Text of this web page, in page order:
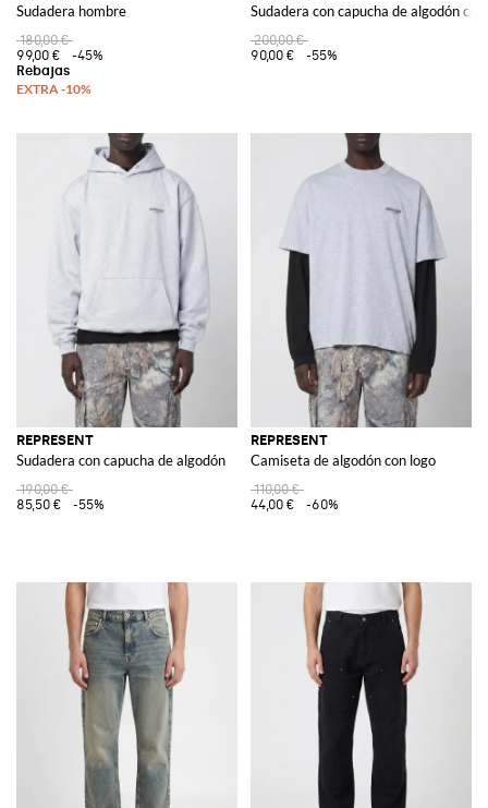
Sudadera hombre
180,00 €
99,00 €
-45%
Sudadera con capucha de algodón
200,00 €
90,00 €
-55%
REPRESENT
Sudadera con capucha de algodón
190,00 €
85,50 €
-55%
REPRESENT
Camiseta de algodón con logo
110,00 €
44,00 €
-60%